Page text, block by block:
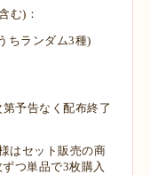
む)：
ちランダム3種)
予告なく配布終了
はセット販売の商
つ単品で3枚購入